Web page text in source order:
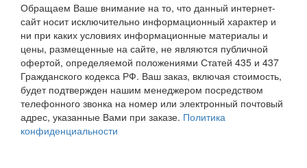
Обращаем Ваше внимание на то, что данный интернет-
сайт носит исключительно информационный характер и
ни при каких условиях информационные материалы и
цены, размещенные на сайте, не являются публичной
офертой, определяемой положениями Статей 435 и 437
Гражданского кодекса РФ. Ваш заказ, включая стоимость,
будет подтвержден нашим менеджером посредством
телефонного звонка на номер или электронный почтовый
адрес, указанные Вами при заказе. Политика
конфиденциальности